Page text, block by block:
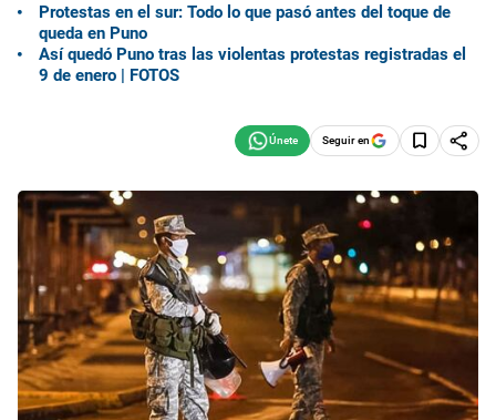
Protestas en el sur: Todo lo que pasó antes del toque de
queda en Puno
Así quedó Puno tras las violentas protestas registradas el
9 de enero | FOTOS
Seguir en